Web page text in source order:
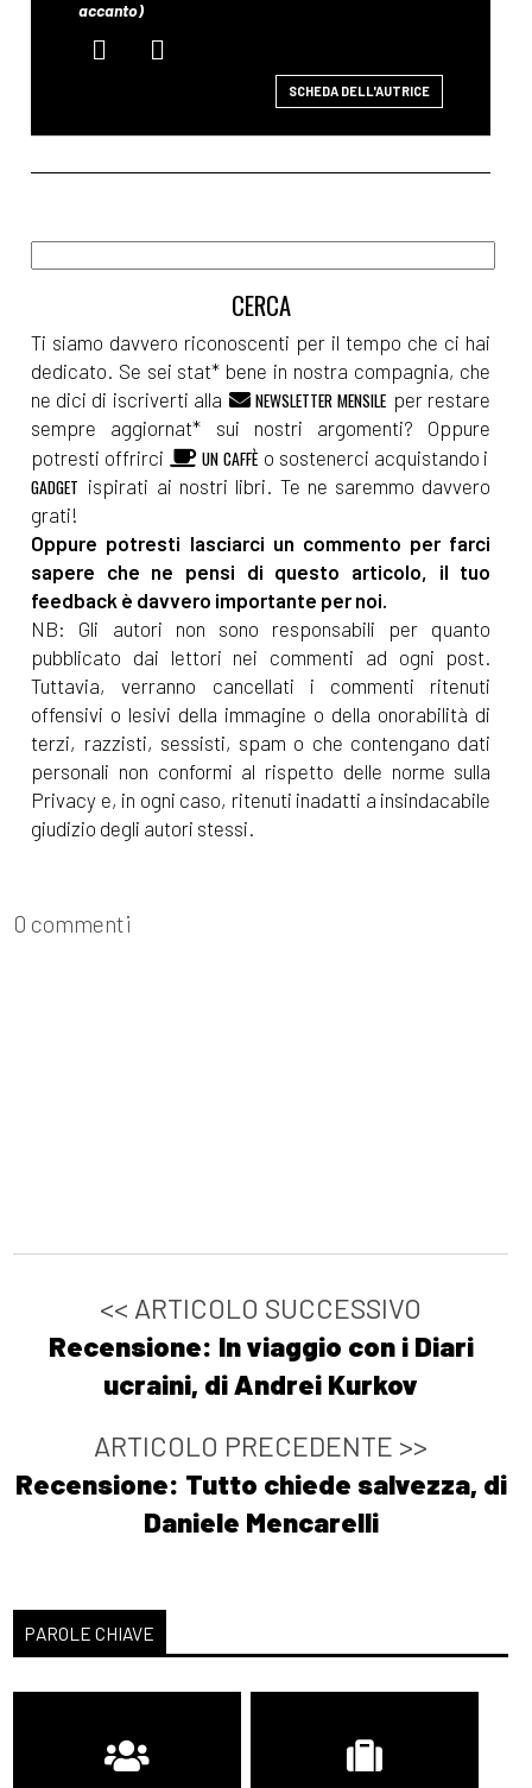
SCHEDA DELL'AUTRICE
Ti siamo davvero riconoscenti per il tempo che ci hai
dedicato. Se sei stat* bene in nostra compagnia, che
ne dici di iscriverti alla
NEWSLETTER MENSILE per restare
sempre aggiornat* sui nostri argomenti? Oppure
potresti offrirci
UN CAFFÈ o sostenerci acquistando i
GADGET ispirati ai nostri libri. Te ne saremmo davvero
grati!
Oppure potresti lasciarci un commento per farci
sapere che ne pensi di questo articolo, il tuo
feedback è davvero importante per noi.
NB: Gli autori non sono responsabili per quanto
pubblicato dai lettori nei commenti ad ogni post.
Tuttavia, verranno cancellati i commenti ritenuti
offensivi o lesivi della immagine o della onorabilità di
terzi, razzisti, sessisti, spam o che contengano dati
personali non conformi al rispetto delle norme sulla
Privacy e, in ogni caso, ritenuti inadatti a insindacabile
giudizio degli autori stessi.
0 commenti
<< ARTICOLO SUCCESSIVO
Recensione: In viaggio con i Diari
ucraini, di Andrei Kurkov
ARTICOLO PRECEDENTE >>
Recensione: Tutto chiede salvezza, di
Daniele Mencarelli
PAROLE CHIAVE